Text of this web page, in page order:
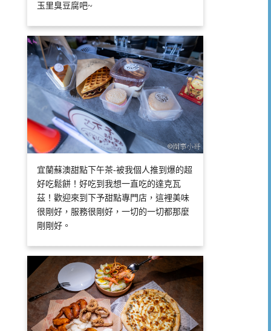
玉里臭豆腐吧~
宜蘭蘇澳甜點下午茶-被我個人推到爆的超
好吃鬆餅！好吃到我想一直吃的達克瓦
茲！歡迎來到下予甜點專門店，這裡美味
很剛好，服務很剛好，一切的一切都那麼
剛剛好。